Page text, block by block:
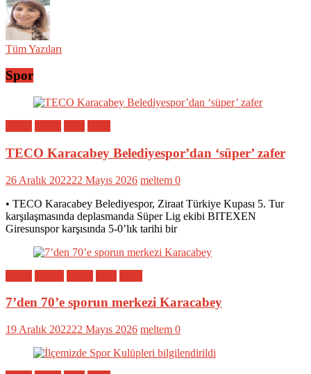
Tüm Yazıları
Spor
TECO Karacabey Belediyespor’dan ‘süper’ zafer
26 Aralık 202222 Mayıs 2026 meltem 0
• TECO Karacabey Belediyespor, Ziraat Türkiye Kupası 5. Tur
karşılaşmasında deplasmanda Süper Lig ekibi BITEXEN
Giresunspor karşısında 5-0’lık tarihi bir
7’den 70’e sporun merkezi Karacabey
19 Aralık 202222 Mayıs 2026 meltem 0